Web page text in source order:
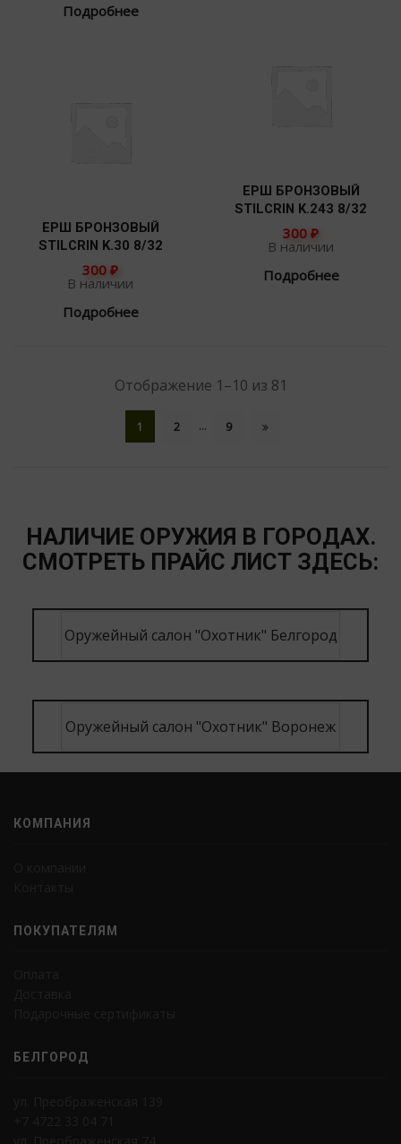
Подробнее
ЕРШ БРОНЗОВЫЙ
STILCRIN K.243 8/32
300 ₽
В наличии
Подробнее
ЕРШ БРОНЗОВЫЙ
STILCRIN K.30 8/32
300 ₽
В наличии
Подробнее
Отображение 1–10 из 81
1 2 … 9
НАЛИЧИЕ ОРУЖИЯ В ГОРОДАХ.
СМОТРЕТЬ ПРАЙС ЛИСТ ЗДЕСЬ:
Оружейный салон "Охотник" Белгород
Оружейный салон "Охотник" Воронеж
КОМПАНИЯ
ПОКУПАТЕЛЯМ
БЕЛГОРОД